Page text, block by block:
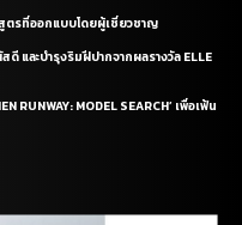
ตรที่ออกแบบโดยผู้เชี่ยวชาญ
และบำรุงริมฝีปากจากผลรางวัล ELLE
RUNWAY: MODEL SEARCH’ เพื่อเฟ้น